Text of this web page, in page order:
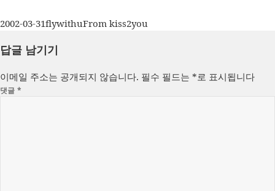
작
일
2002-03-31글
이
flywithu카
From kiss2you
답글 남기기
이메일 주소는 공개되지 않습니다. 필수 필드는 *로 표시됩니다
댓글*